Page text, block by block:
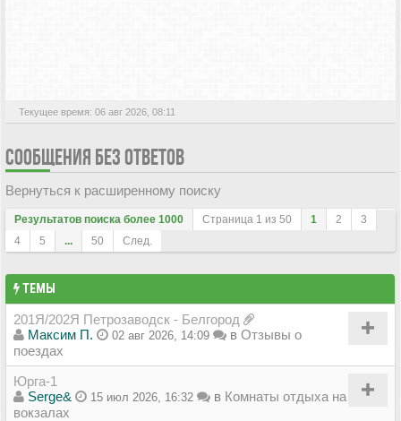
Текущее время: 06 авг 2026, 08:11
СООБЩЕНИЯ БЕЗ ОТВЕТОВ
Вернуться к расширенному поиску
Результатов поиска более 1000 Страница 1 из 50 1 2
3
4
5 ... 50 След.
ТЕМЫ
201Я/202Я Петрозаводск - Белгород
Максим П.
02 авг 2026, 14:09 в Отзывы о
поездах
Юрга-1
Serge&
15 июл 2026, 16:32 в Комнаты отдыха на
вокзалах